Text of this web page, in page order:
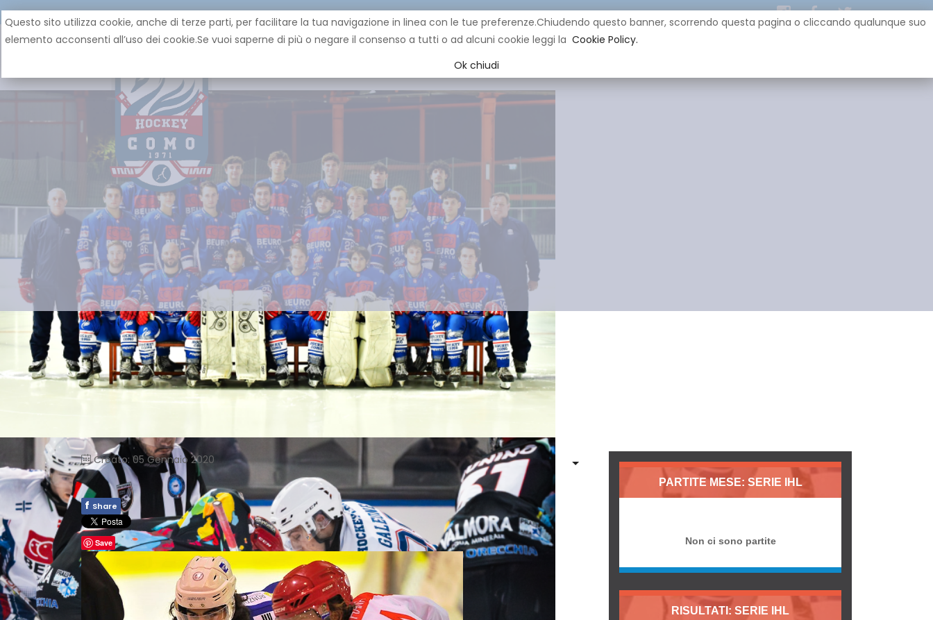
YOUNG
Creato: 05 Gennaio 2020
f Share
Save
PARTITE MESE: SERIE IHL
Non ci sono partite
RISULTATI: SERIE IHL
Questo sito utilizza cookie, anche di terze parti, per facilitare la tua navigazione in linea con le tue preferenze.Chiudendo questo banner, scorrendo questa pagina o cliccando qualunque suo
elemento acconsenti all’uso dei cookie.Se vuoi saperne di più o negare il consenso a tutti o ad alcuni cookie leggi la Cookie Policy.
Ok chiudi